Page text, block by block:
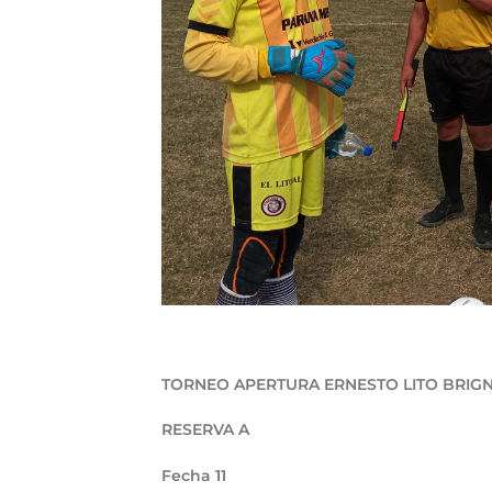
TORNEO APERTURA ERNESTO LITO
RESERVA A
Fecha 11